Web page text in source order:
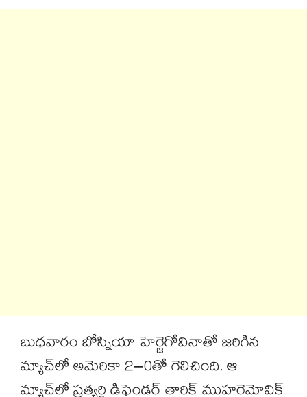
బుధవారం బోస్నియా హెర్జెగోవినాతో జరిగిన
మ్యాచ్‌లో అమెరికా 2–0తో గెలిచింది. ఆ